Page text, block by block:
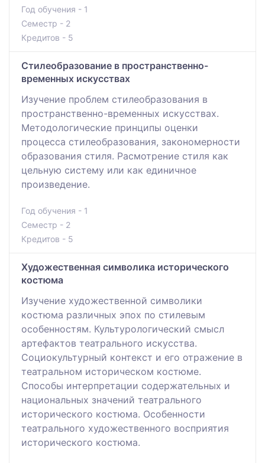
Год обучения - 1
Семестр - 2
Кредитов - 5
Стилеобразование в пространственно-
временных искусствах
Изучение проблем стилеобразования в
пространственно-временных искусствах.
Методологические принципы оценки
процесса стилеобразования, закономерности
образования стиля. Расмотрение стиля как
цельную систему или как единичное
произведение.
Год обучения - 1
Семестр - 2
Кредитов - 5
Художественная символика исторического
костюма
Изучение художественной символики
костюма различных эпох по стилевым
особенностям. Культурологический смысл
артефактов театрального искусства.
Социокультурный контекст и его отражение в
театральном историческом костюме.
Способы интерпретации содержательных и
национальных значений театрального
исторического костюма. Особенности
театрального художественного восприятия
исторического костюма.